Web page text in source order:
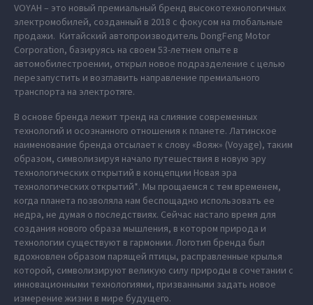
VOYAH – это новый премиальный бренд высокотехнологичных
электромобилей, созданный в 2018 с фокусом на глобальные
продажи. Китайский автопроизводитель DongFeng Motor
Corporation, базируясь на своем 53-летнем опыте в
автомобилестроении, открыл новое подразделение с целью
перезапустить и возглавить направление премиального
транспорта на электротяге.
В основе бренда лежит тренд на слияние современных
технологий и осознанного отношения к планете. Латинское
наименование бренда отсылает к слову «Вояж» (Voyage), таким
образом, символизируя начало путешествия в новую эру
технологических открытий в концепции Новая эра
технологических открытий*. Мы прощаемся с тем временем,
когда планета позволяла нам беспощадно использовать ее
недра, не думая о последствиях. Сейчас настало время для
создания нового образа мышления, в котором природа и
технологии существуют в гармонии. Логотип бренда был
вдохновлен образом парящей птицы, расправленные крылья
которой, символизируют великую силу природы в сочетании с
инновационными технологиями, призванными задать новое
измерение жизни в мире будущего.